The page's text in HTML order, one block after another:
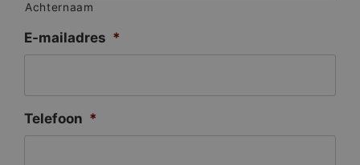
Achternaam
E-mailadres *
Telefoon *